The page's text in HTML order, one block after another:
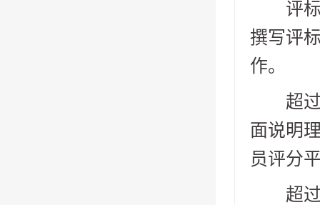
评标
撰写评
作。
超过
面说明
员评分
超过